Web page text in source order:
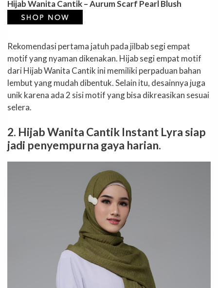
Hijab Wanita Cantik – Aurum Scarf Pearl Blush
Rekomendasi pertama jatuh pada jilbab segi empat
motif yang nyaman dikenakan. Hijab segi empat motif
dari Hijab Wanita Cantik ini memiliki perpaduan bahan
lembut yang mudah dibentuk. Selain itu, desainnya juga
unik karena ada 2 sisi motif yang bisa dikreasikan sesuai
selera.
2. Hijab Wanita Cantik Instant Lyra siap
jadi penyempurna gaya harian.